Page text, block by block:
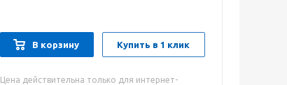
В корзину Купить в 1 клик
Цена действительна только для интернет-